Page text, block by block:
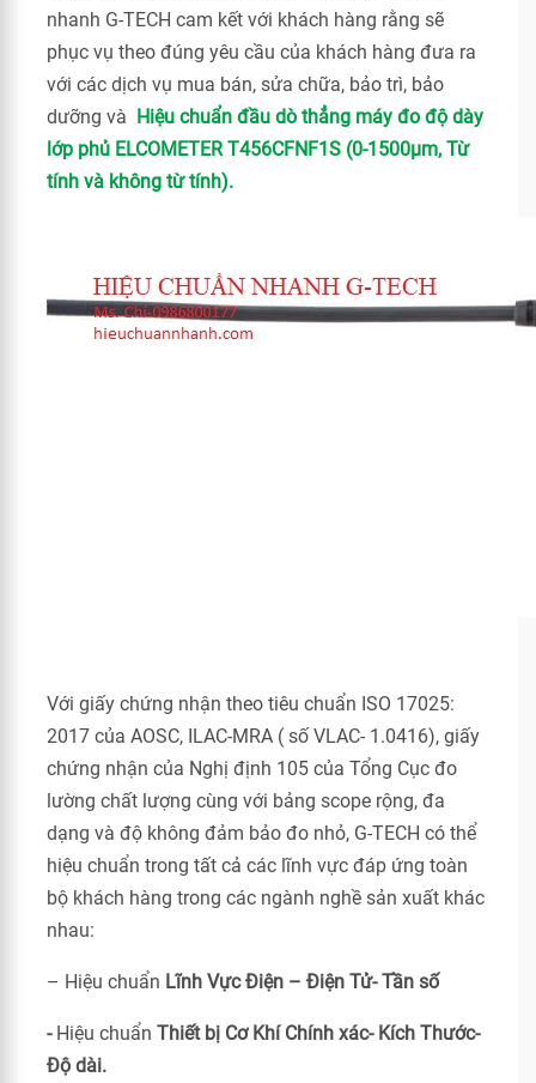
nhanh G-TECH cam kết với khách hàng rằng sẽ
phục vụ theo đúng yêu cầu của khách hàng đưa ra
với các dịch vụ mua bán, sửa chữa, bảo trì, bảo
dưỡng và Hiệu chuẩn đầu dò thẳng máy đo độ dày
lớp phủ ELCOMETER T456CFNF1S (0-1500μm, Từ
tính và không từ tính).
Với giấy chứng nhận theo tiêu chuẩn ISO 17025:
2017 của AOSC, ILAC-MRA ( số VLAC- 1.0416), giấy
chứng nhận của Nghị định 105 của Tổng Cục đo
lường chất lượng cùng với bảng scope rộng, đa
dạng và độ không đảm bảo đo nhỏ, G-TECH có thể
hiệu chuẩn trong tất cả các lĩnh vực đáp ứng toàn
bộ khách hàng trong các ngành nghề sản xuất khác
nhau:
– Hiệu chuẩn Lĩnh Vực Điện – Điện Tử- Tần số
- Hiệu chuẩn Thiết bị Cơ Khí Chính xác- Kích Thước-
Độ dài.